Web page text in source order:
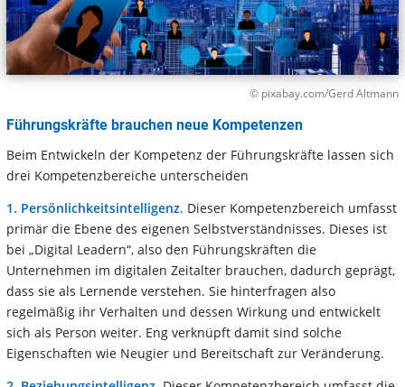
© pixabay.com/Gerd Altmann
Führungskräfte brauchen neue Kompetenzen
Beim Entwickeln der Kompetenz der Führungskräfte lassen sich
drei Kompetenzbereiche unterscheiden
1. Persönlichkeitsintelligenz. Dieser Kompetenzbereich umfasst
primär die Ebene des eigenen Selbstverständnisses. Dieses ist
bei „Digital Leadern“, also den Führungskräften die
Unternehmen im digitalen Zeitalter brauchen, dadurch geprägt,
dass sie als Lernende verstehen. Sie hinterfragen also
regelmäßig ihr Verhalten und dessen Wirkung und entwickelt
sich als Person weiter. Eng verknüpft damit sind solche
Eigenschaften wie Neugier und Bereitschaft zur Veränderung.